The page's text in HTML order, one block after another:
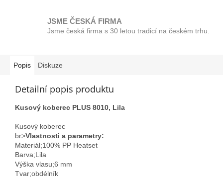
JSME ČESKÁ FIRMA
Jsme česká firma s 30 letou tradicí na českém trhu.
Popis Diskuze
Detailní popis produktu
Kusový koberec PLUS 8010, Lila
Kusový koberec
br>Vlastnosti a parametry:
Materiál;100% PP Heatset
Barva;Lila
Výška vlasu;6 mm
Tvar;obdélník